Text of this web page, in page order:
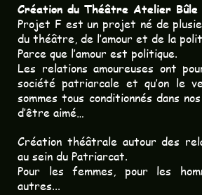
Création du Théâtre Atelier Bûle
Projet F est un projet né de
du théâtre, de l’amour et de la
Parce que l’amour est politique.
Les relations amoureuses ont
société patriarcale et qu’on le
sommes tous conditionnés dans
d’être aimé…
Création théâtrale autour des
au sein du Patriarcat.
Pour les femmes, pour les
autres...